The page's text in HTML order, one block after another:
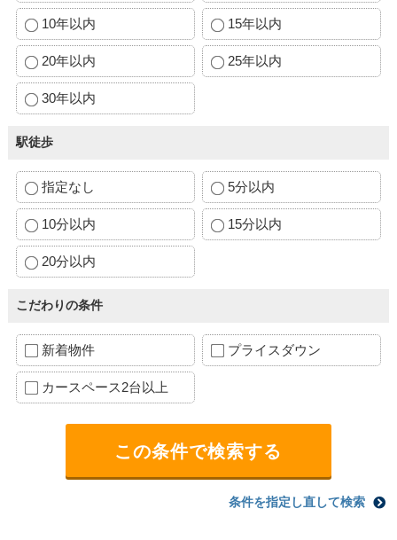
10年以内 15年以内
20年以内 25年以内
30年以内
駅徒歩
指定なし 5分以内
10分以内 15分以内
20分以内
こだわりの条件
新着物件 プライスダウン
カースペース2台以上
条件を指定し直して検索